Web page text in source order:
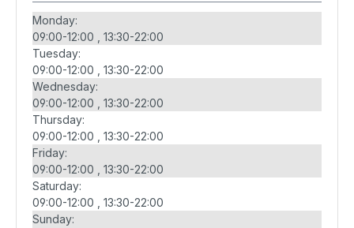
Monday:
09:00-12:00
13:30-22:00
Tuesday:
09:00-12:00
13:30-22:00
Wednesday:
09:00-12:00
13:30-22:00
Thursday:
09:00-12:00
13:30-22:00
Friday:
09:00-12:00
13:30-22:00
Saturday:
09:00-12:00
13:30-22:00
Sunday: